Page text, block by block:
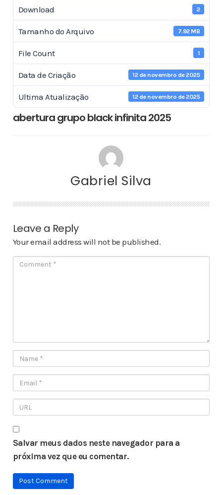
Download 2
Tamanho do Arquivo 7.92 MB
File Count 1
Data de Criação 12 de novembro de 2025
Ultima Atualização 12 de novembro de 2025
abertura grupo black infinita 2025
Gabriel Silva
Leave a Reply
Your email address will not be published.
Salvar meus dados neste navegador para a
próxima vez que eu comentar.